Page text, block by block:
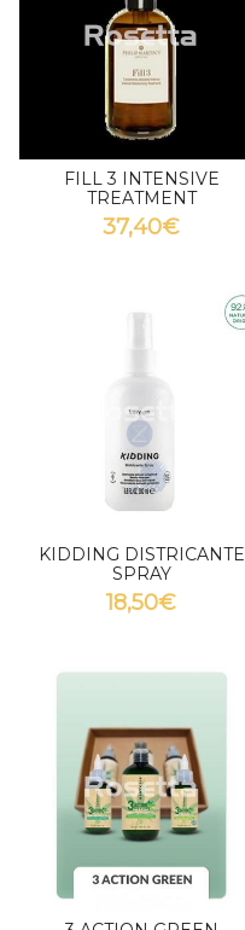
FILL 3 INTENSIVE
TREATMENT
37,40€
KIDDING DISTRICANTE
SPRAY
18,50€